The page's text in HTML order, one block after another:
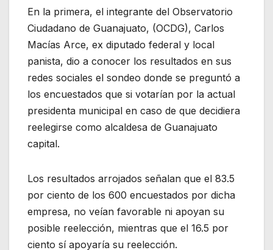
En la primera, el integrante del Observatorio
Ciudadano de Guanajuato, (OCDG), Carlos
Macías Arce, ex diputado federal y local
panista, dio a conocer los resultados en sus
redes sociales el sondeo donde se preguntó a
los encuestados que si votarían por la actual
presidenta municipal en caso de que decidiera
reelegirse como alcaldesa de Guanajuato
capital.
Los resultados arrojados señalan que el 83.5
por ciento de los 600 encuestados por dicha
empresa, no veían favorable ni apoyan su
posible reelección, mientras que el 16.5 por
ciento sí apoyaría su reelección.